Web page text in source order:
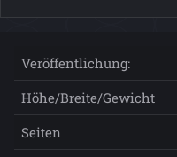
Veröffentlichung:
Höhe/Breite/Gewicht
Seiten